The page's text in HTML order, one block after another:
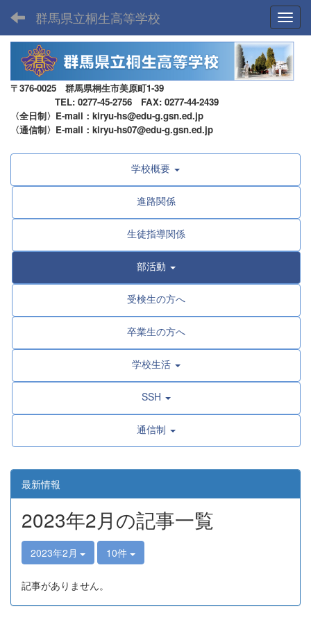
群馬県立桐生高等学校
〒376-0025 群馬県桐生市美原町1-39
TEL: 0277-45-2756 FAX: 0277-44-2439
〈全日制〉E-mail：kiryu-hs@edu-g.gsn.ed.jp
〈通信制〉E-mail：kiryu-hs07@edu-g.gsn.ed.jp
学校概要
進路関係
生徒指導関係
部活動
受検生の方へ
卒業生の方へ
学校生活
SSH
通信制
最新情報
2023年2月の記事一覧
2023年2月 10件
記事がありません。